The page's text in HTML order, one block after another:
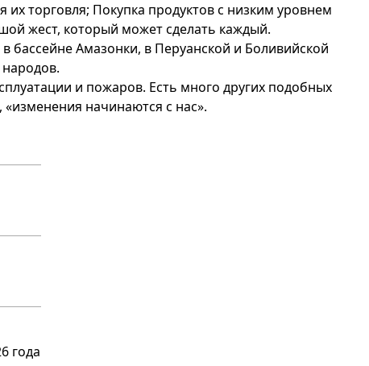
их торговля; Покупка продуктов с низким уровнем
жест, который может сделать каждый.
Амазонки, в Перуанской и Боливийской
и пожаров. Есть много других подобных
начинаются с нас».
года